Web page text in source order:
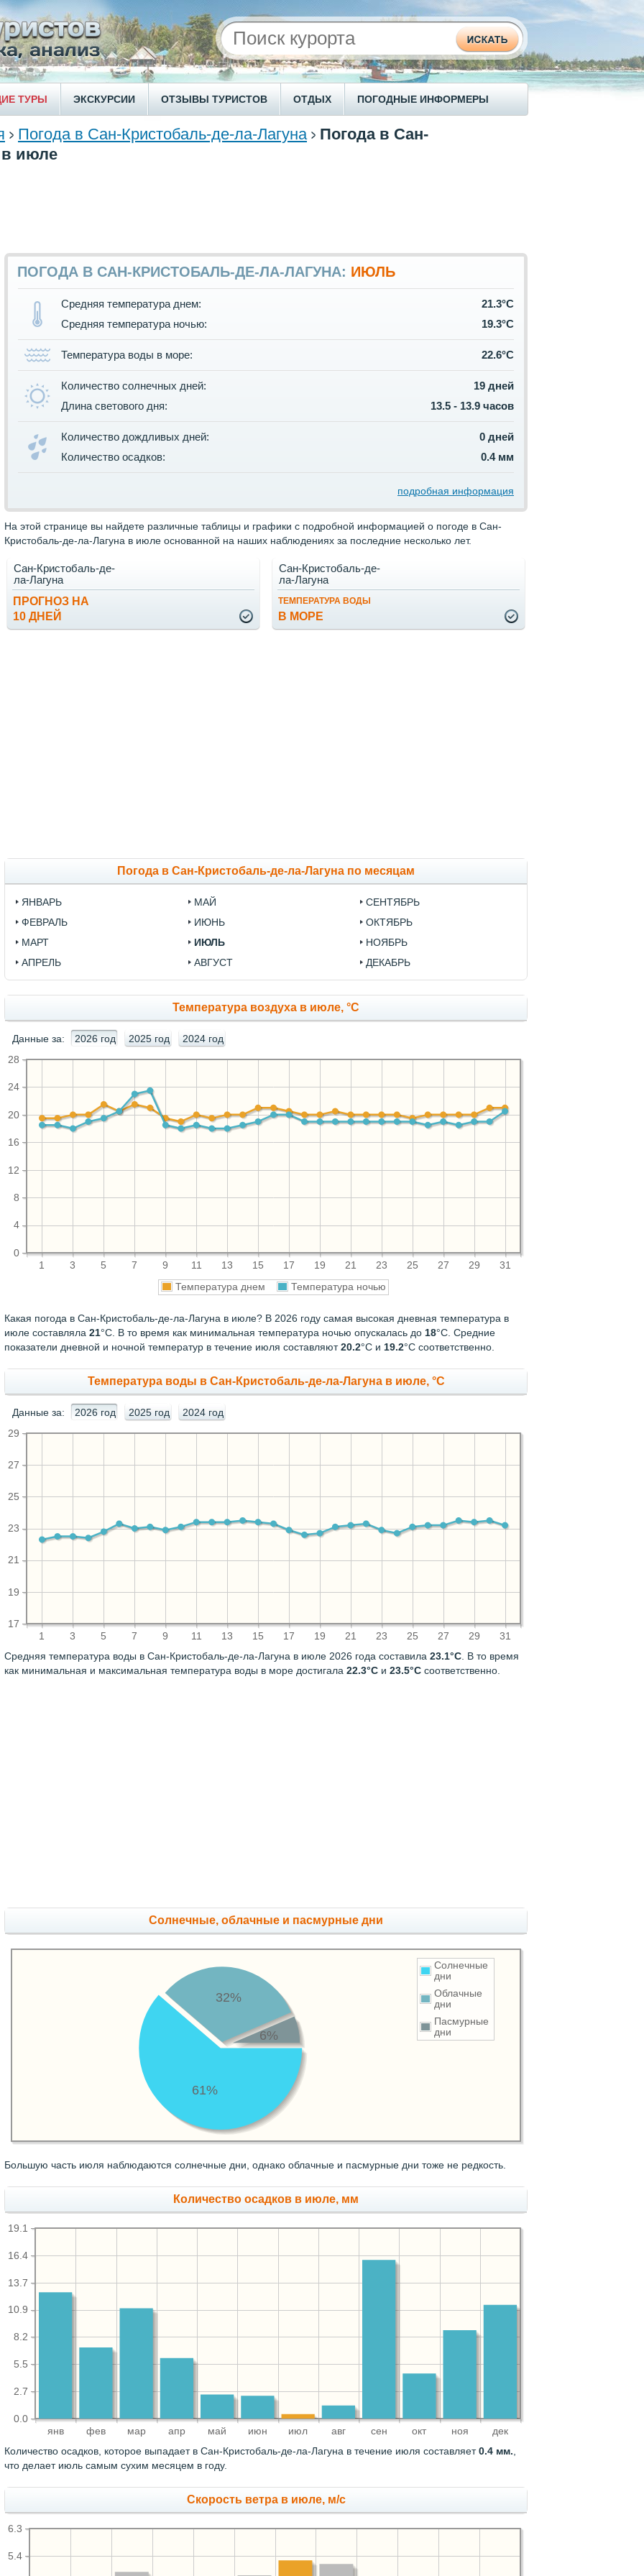
ТУРЫ ЭКСКУРСИИ ОТЗЫВЫ ТУРИСТОВ ОТДЫХ ПОГОДНЫЕ ИНФОРМЕРЫ
Погода в Сан-Кристобаль-де-ла-Лагуна
Погода в Сан-
в июле
ПОГОДА В САН-КРИСТОБАЛЬ-ДЕ-ЛА-ЛАГУНА: ИЮЛЬ
Средняя температура днем:
21.3°C
Средняя температура ночью:
19.3°C
Температура воды в море: 22.6°C
Количество солнечных дней:
19 дней
Длина светового дня:
13.5 - 13.9 часов
Количество дождливых дней:
0 дней
Количество осадков:
0.4 мм
подробная информация
На этой странице вы найдете различные таблицы и графики с подробной информацией о погоде в Сан-
Кристобаль-де-ла-Лагуна в июле основанной на наших наблюдениях за последние несколько лет.
ПРОГНОЗ НА
10 ДНЕЙ
Сан-Кристобаль-де-
ла-Лагуна
ТЕМПЕРАТУРА ВОДЫ
В МОРЕ
Сан-Кристобаль-де-
ла-Лагуна
Погода в Сан-Кристобаль-де-ла-Лагуна по месяцам
ЯНВАРЬ
ФЕВРАЛЬ
МАРТ
АПРЕЛЬ
МАЙ
ИЮНЬ
ИЮЛЬ
АВГУСТ
СЕНТЯБРЬ
ОКТЯБРЬ
НОЯБРЬ
ДЕКАБРЬ
Температура воздуха в июле, °C
Данные за: 2026 год 2025 год 2024 год
1 3 5 7 9 11 13 15 17 19 21 23 25 27 29 31
0
4
8
12
16
20
24
28
Температура днем Температура ночью
Какая погода в Сан-Кристобаль-де-ла-Лагуна в июле? В 2026 году самая высокая дневная температура в
июле составляла 21°С. В то время как минимальная температура ночью опускалась до 18°C. Средние
показатели дневной и ночной температур в течение июля составляют20.2°С и 19.2°С соответственно.
Температура воды в Сан-Кристобаль-де-ла-Лагуна в июле, °C
Данные за: 2026 год 2025 год 2024 год
1 3 5 7 9 11 13 15 17 19 21 23 25 27 29 31
17
19
21
23
25
27
29
Средняя температура воды в Сан-Кристобаль-де-ла-Лагуна в июле 2026 года составила 23.1°C. В то время
как минимальная и максимальная температура воды в море достигала 22.3°C и 23.5°C соответственно.
Cолнечные, облачные и пасмурные дни
Солнечные
дни
Облачные
дни
Пасмурные
дни
61%
32%
6%
Большую часть июля наблюдаются солнечные дни, однако облачные и пасмурные дни тоже не редкость.
Количество осадков в июле, мм
янв фев мар апр май июн июл авг сен окт ноя дек
0.0
2.7
5.5
8.2
10.9
13.7
16.4
19.1
Количество осадков, которое выпадает в Сан-Кристобаль-де-ла-Лагуна в течение июля составляет0.4 мм.,
что делает июль самым сухим месяцем в году.
Скорость ветра в июле, м/с
5.4
6.3